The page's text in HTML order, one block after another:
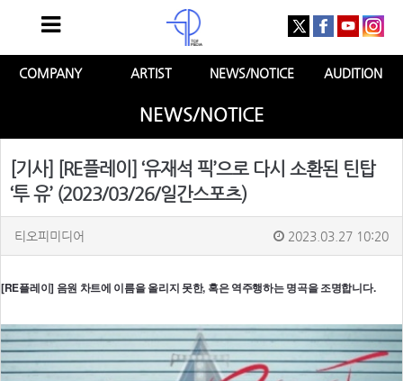
COMPANY ARTIST NEWS/NOTICE AUDITION
NEWS/NOTICE
[기사] [RE플레이] ‘유재석 픽’으로 다시 소환된 틴탑
‘투 유’ (2023/03/26/일간스포츠)
티오피미디어 2023.03.27 10:20
[RE플레이] 음원 차트에 이름을 올리지 못한, 혹은 역주행하는 명곡을 조명합니다.